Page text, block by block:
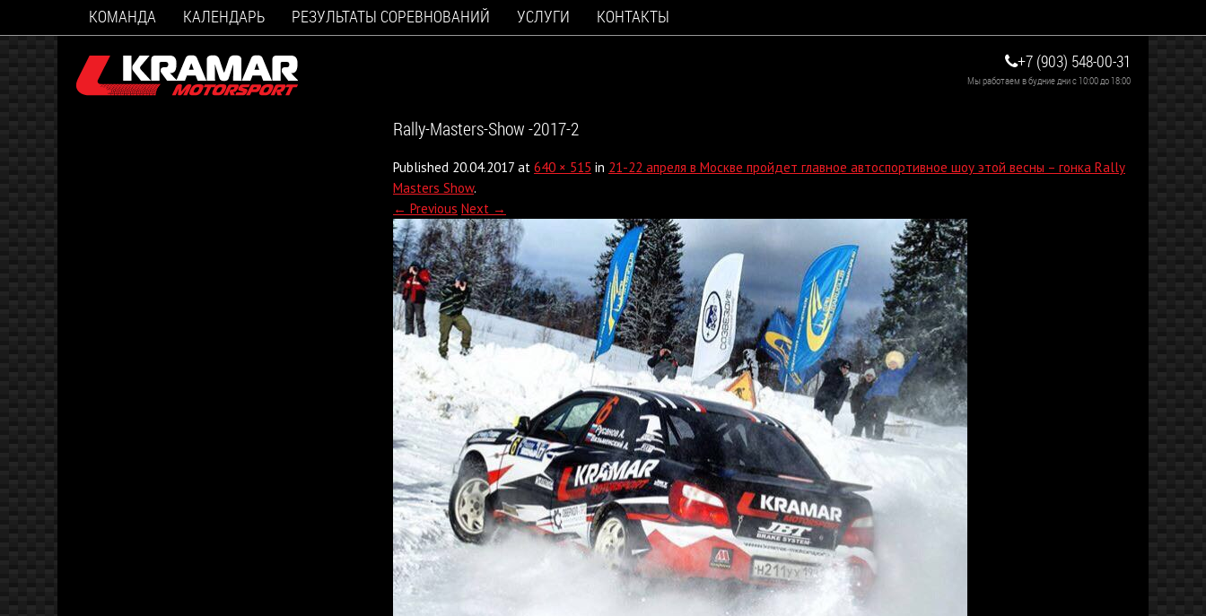
КОМАНДА КАЛЕНДАРЬ РЕЗУЛЬТАТЫ СОРЕВНОВАНИЙ УСЛУГИ КОНТАКТЫ
+7 (903) 548-00-31
Мы работаем в будние дни с 10:00 до 18:00
Rally-Masters-Show -2017-2
Published 20.04.2017at 640 × 515 in 21-22 апреля в Москве пройдет главное автоспортивное шоу этой весны – гонка Rally
Masters Show.
← Previous Next →